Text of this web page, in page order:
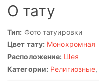
О тату
Тип: Фото татуировки
Цвет тату: Монохромная
Расположение: Шея
Категории: Религиозные,